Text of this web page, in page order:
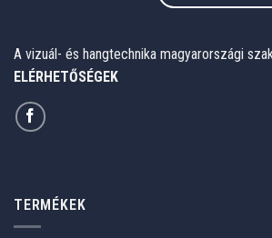
A vizuál- és hangtechnika magyarországi
ELÉRHETŐSÉGEK
TERMÉKEK